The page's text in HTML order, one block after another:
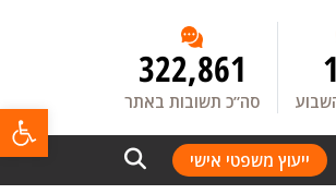
322,861
סה”כ תשובות באתר
ייעוץ משפטי אישי